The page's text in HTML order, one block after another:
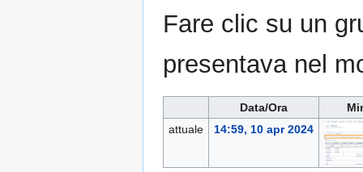
Fare clic su un
presentava nel
Data/Ora
attuale
14:59, 10 apr 2024